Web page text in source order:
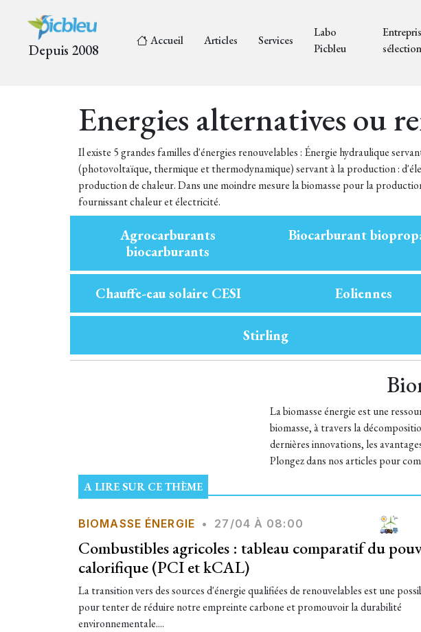
Depuis 2008
Accueil Articles Services
Labo
Picbleu
Energies alternatives ou
Il existe 5 grandes familles d'énergies renouvelables : Énergie hydraulique
(photovoltaïque, thermique et thermodynamique) servant à la production :
production de chaleur. Dans une moindre mesure la biomasse pour la
fournissant chaleur et électricité.
Agrocarburants
biocarburants
Biocarburant
Chauffe-eau solaire CESI Eoliennes
Stirling
La biomasse énergie est une
biomasse, à travers la
dernières innovations, les
Plongez dans nos articles pour
A LIRE SUR CE THÈME
BIOMASSE ÉNERGIE • 27/04 À 08:00
Combustibles agricoles : tableau comparatif du
calorifique (PCI et kCAL)
La transition vers des sources d'énergie qualifiées de renouvelables est une
pour tenter de réduire notre empreinte carbone et promouvoir la durabilité
environnementale....